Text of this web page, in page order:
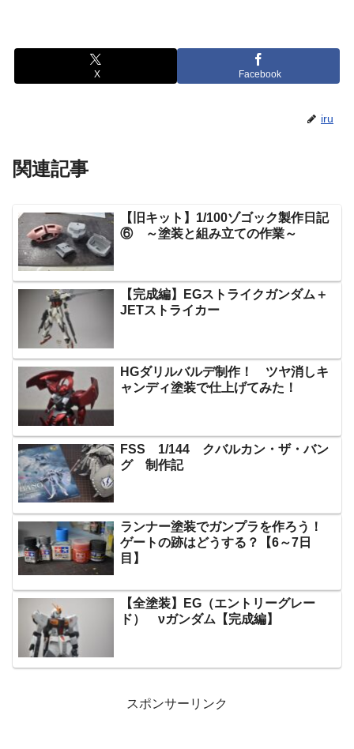
X Facebook
iru
関連記事
【旧キット】1/100ゾゴック製作日記
⑥ ～塗装と組み立ての作業～
【完成編】EGストライクガンダム＋
JETストライカー
HGダリルバルデ制作！ ツヤ消しキ
ャンディ塗装で仕上げてみた！
FSS 1/144 クバルカン・ザ・バン
グ 制作記
ランナー塗装でガンプラを作ろう！
ゲートの跡はどうする？【6～7日
目】
【全塗装】EG（エントリーグレー
ド） νガンダム【完成編】
スポンサーリンク